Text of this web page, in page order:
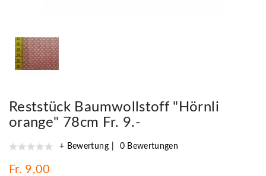
Reststück Baumwollstoff "Hörnli
orange" 78cm Fr. 9.-
+ Bewertung 0 Bewertungen
Fr. 9,00